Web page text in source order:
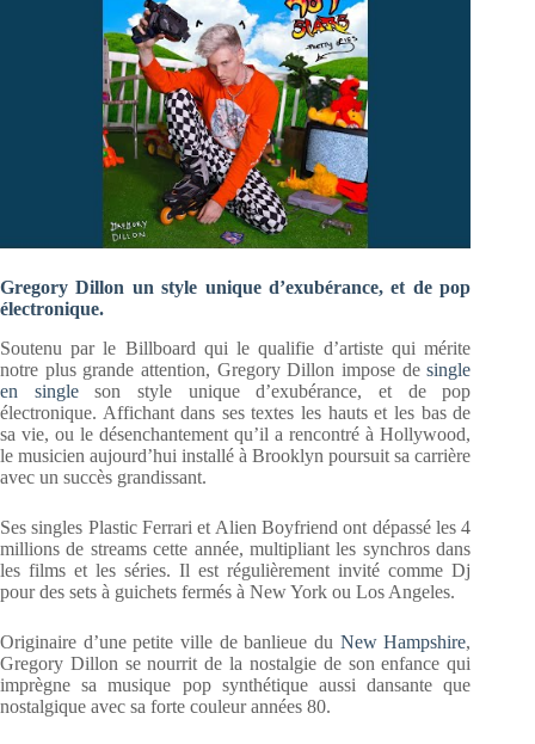
Gregory Dillon un style unique d’exubérance, et de pop
électronique.
Soutenu par le Billboard qui le qualifie d’artiste qui mérite
notre plus grande attention, Gregory Dillon impose desingle
en singleson style unique d’exubérance, et de pop
électronique. Affichant dans ses textes les hauts et les bas de
sa vie, ou le désenchantement qu’il a rencontré à Hollywood,
le musicien aujourd’hui installé à Brooklyn poursuit sa carrière
avec un succès grandissant.
Ses singles Plastic Ferrari et Alien Boyfriend ont dépassé les 4
millions de streams cette année, multipliant les synchros dans
les films et les séries. Il est régulièrement invité comme Dj
pour des sets à guichets fermés à New York ou Los Angeles.
Originaire d’une petite ville de banlieue du New Hampshire,
Gregory Dillon se nourrit de la nostalgie de son enfance qui
imprègne sa musique pop synthétique aussi dansante que
nostalgique avec sa forte couleur années 80.